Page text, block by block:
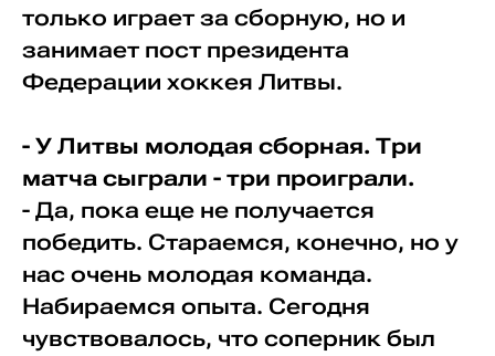
только играет за сборную, но и
занимает пост президента
Федерации хоккея Литвы.
- У Литвы молодая сборная. Три
матча сыграли - три проиграли.
- Да, пока еще не получается
победить. Стараемся, конечно, но у
нас очень молодая команда.
Набираемся опыта. Сегодня
чувствовалось, что соперник был